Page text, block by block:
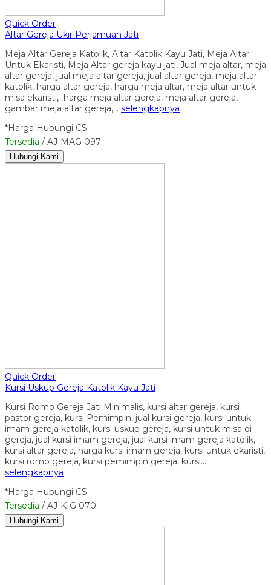
Quick Order
Altar Gereja Ukir Perjamuan Jati
Meja Altar Gereja Katolik, Altar Katolik Kayu Jati, Meja Altar
Untuk Ekaristi, Meja Altar gereja kayu jati, Jual meja altar, meja
altar gereja, jual meja altar gereja, jual altar gereja, meja altar
katolik, harga altar gereja, harga meja altar, meja altar untuk
misa ekaristi, harga meja altar gereja, meja altar gereja,
gambar meja altar gereja,… selengkapnya
*Harga Hubungi CS
Tersedia / AJ-MAG 097
Hubungi Kami
Quick Order
Kursi Uskup Gereja Katolik Kayu Jati
Kursi Romo Gereja Jati Minimalis, kursi altar gereja, kursi
pastor gereja, kursi Pemimpin, jual kursi gereja, kursi untuk
imam gereja katolik, kursi uskup gereja, kursi untuk misa di
gereja, jual kursi imam gereja, jual kursi imam gereja katolik,
kursi altar gereja, harga kursi imam gereja, kursi untuk ekaristi,
kursi romo gereja, kursi pemimpin gereja, kursi…
selengkapnya
*Harga Hubungi CS
Tersedia / AJ-KIG 070
Hubungi Kami